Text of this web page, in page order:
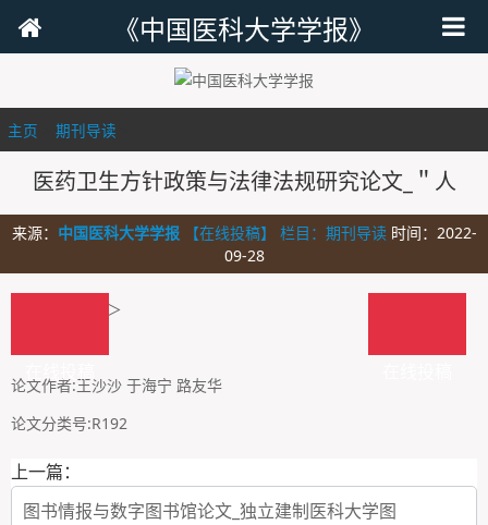
《中国医科大学学报》
主页 期刊导读
医药卫生方针政策与法律法规研究论文_＂人
来源： 中国医科大学学报 【在线投稿】 栏目： 期刊导读时间：2022-
09-28
文章摘要:＜正＞
论文作者:王沙沙 于海宁 路友华
论文分类号:R192
上一篇：
图书情报与数字图书馆论文_独立建制医科大学图